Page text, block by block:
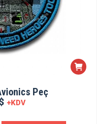
Peç
+KDV